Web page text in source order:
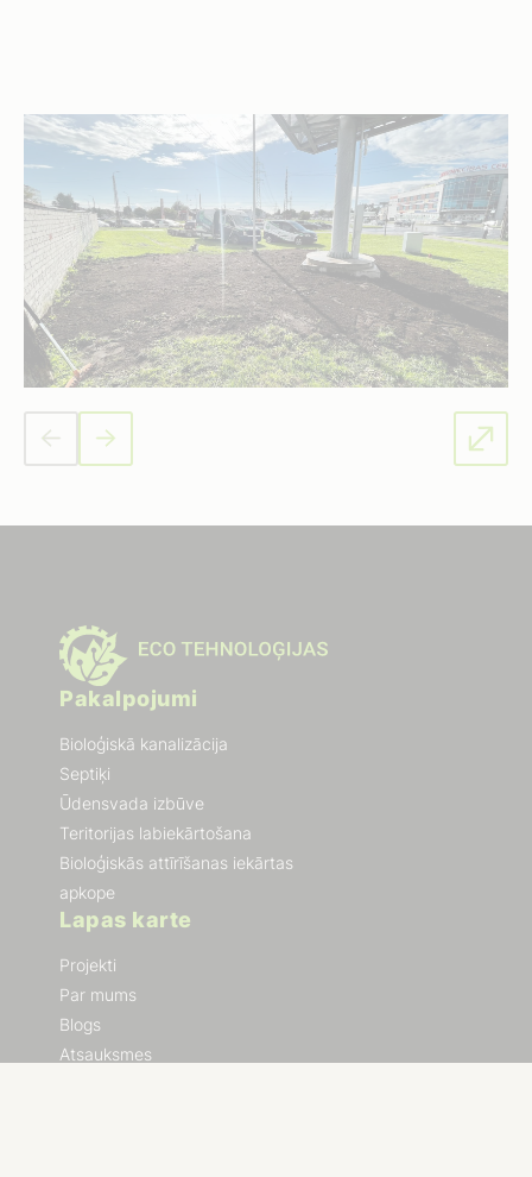
Pakalpojumi
Bioloģiskā kanalizācija
Septiķi
Ūdensvada izbūve
Teritorijas labiekārtošana
Bioloģiskās attīrīšanas iekārtas
apkope
Lapas karte
Projekti
Par mums
Blogs
Atsauksmes